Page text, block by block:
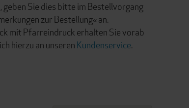
Sie dies bitte im Bestellvorgang
zur Bestellung« an.
mit Pfarreindruck erhalten Sie vorab
hierzu an unseren Kundenservice.